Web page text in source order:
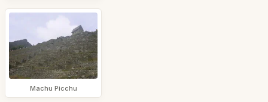
Machu Picchu